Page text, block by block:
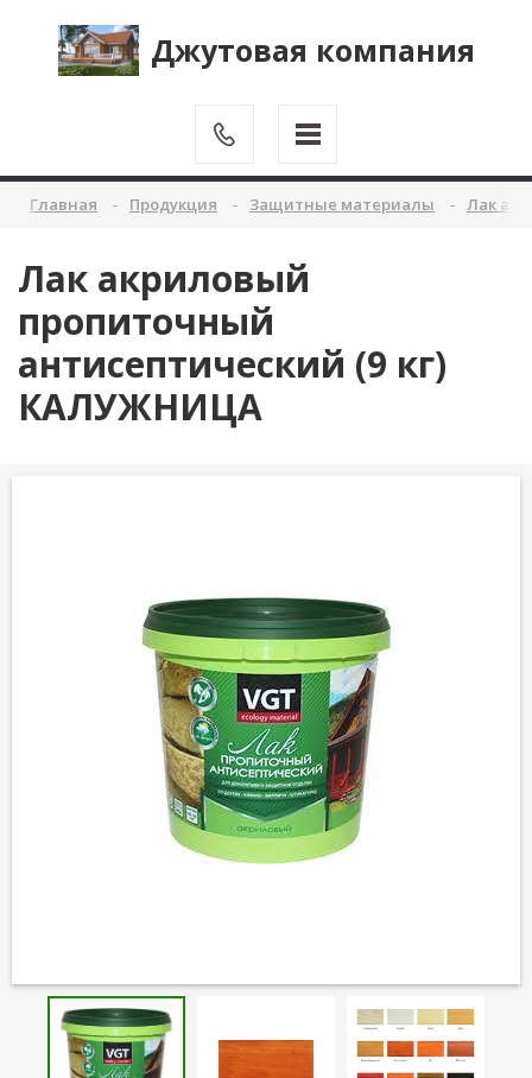
Джутовая компания
Главная Продукция Защитные материалы Лак
Лак акриловый
пропиточный
антисептический (9 кг)
КАЛУЖНИЦА